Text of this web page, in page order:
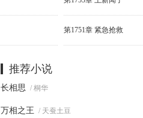
第1751章 紧急抢救
推荐小说
长相思 / 桐华
万相之王 / 天蚕土豆